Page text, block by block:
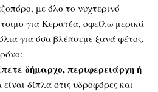
με όλο το νυχτερινό
για Κερατέα, οφείλω μερικά
για όσα βλέπουμε ξανά φέτος,
δήμαρχο, περιφερειάρχη ή
είναι δίπλα στις υδροφόρες και